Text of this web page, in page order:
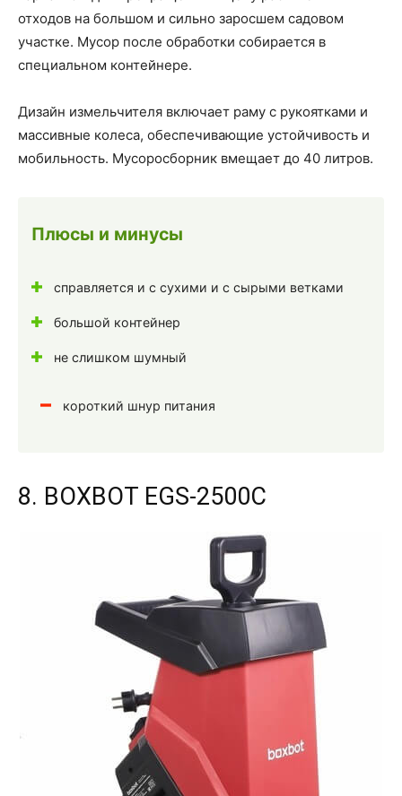
отходов на большом и сильно заросшем садовом
участке. Мусор после обработки собирается в
специальном контейнере.
Дизайн измельчителя включает раму с рукоятками и
массивные колеса, обеспечивающие устойчивость и
мобильность. Мусоросборник вмещает до 40 литров.
Плюсы и минусы
справляется и с сухими и с сырыми ветками
большой контейнер
не слишком шумный
короткий шнур питания
8. BOXBOT EGS-2500C